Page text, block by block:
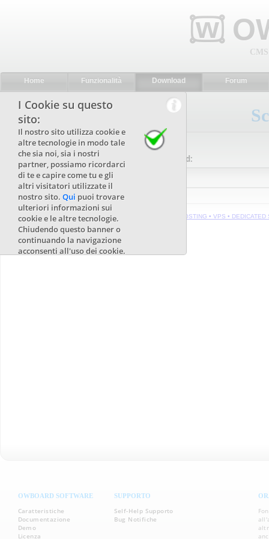
۝
w
Home Funzionalità Download Forum
Seleziona Versione OWboard:
HOSTING • VPS •
OWBOARD SOFTWARE
Caratteristiche
Documentazione
Demo
Licenza
SUPPORTO
Self-Help Supporto
Bug Notifiche
I Cookie su questo
sito:
Il nostro sito utilizza cookie e
altre tecnologie in modo tale
che sia noi, sia i nostri
partner, possiamo ricordarci
di te e capire come tu e gli
altri visitatori utilizzate il
nostro sito. Qui puoi trovare
ulteriori informazioni sui
cookie e le altre tecnologie.
Chiudendo questo banner o
continuando la navigazione
acconsenti all'uso dei cookie.